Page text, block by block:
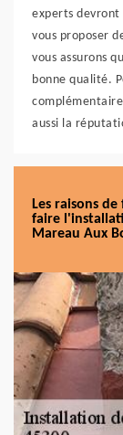
experts
vous proposer
vous assurons
bonne qualité.
aussi la
Les raisons
faire
Mareau Aux